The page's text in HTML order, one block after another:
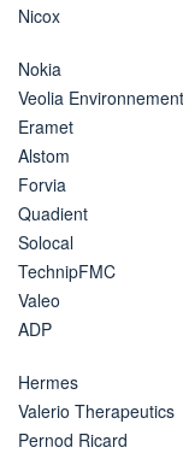
Nicox
Nokia
Veolia Environnement
Eramet
Alstom
Forvia
Quadient
Solocal
TechnipFMC
Valeo
ADP
Hermes
Valerio Therapeutics
Pernod Ricard